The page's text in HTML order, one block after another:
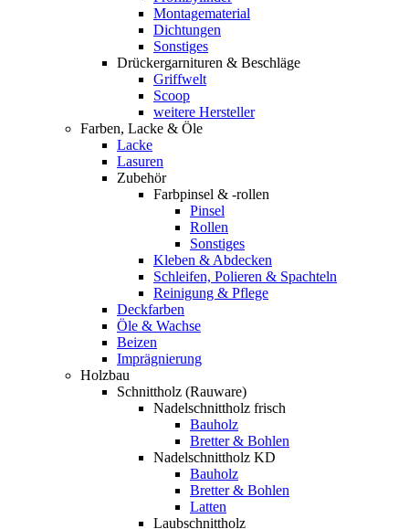
Montagematerial
Dichtungen
Sonstiges
Drückergarnituren & Beschläge
Griffwelt
Scoop
weitere Hersteller
Farben, Lacke & Öle
Lacke
Lasuren
Zubehör
Farbpinsel & -rollen
Pinsel
Rollen
Sonstiges
Kleben & Abdecken
Schleifen, Polieren & Spachteln
Reinigung & Pflege
Deckfarben
Öle & Wachse
Beizen
Imprägnierung
Holzbau
Schnittholz (Rauware)
Nadelschnittholz frisch
Bauholz
Bretter & Bohlen
Nadelschnittholz KD
Bauholz
Bretter & Bohlen
Latten
Laubschnittholz